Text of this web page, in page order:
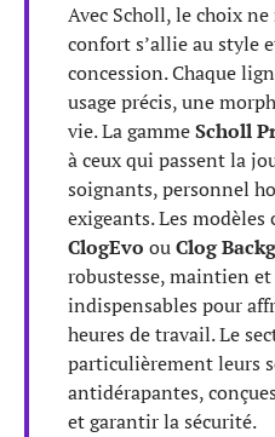
Avec Scholl, le choix
confort s’allie au style
concession. Chaque
usage précis, une
vie. La gammeScholl
à ceux qui passent la
soignants, personnel
exigeants. Les modèles
ClogEvo ouClog
robustesse, maintien
indispensables pour
heures de travail. Le
particulièrement leurs
antidérapantes,
et garantir la sécurité.